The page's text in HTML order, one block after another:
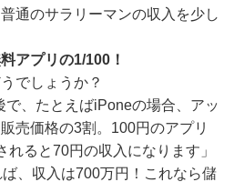
通のサラリーマンの収入を少し
アプリの1/100！
でしょうか？
で、たとえばiPoneの場合、アッ
売価格の3割。100円のアプリ
ると70円の収入になります」
、収入は700万円！これなら儲